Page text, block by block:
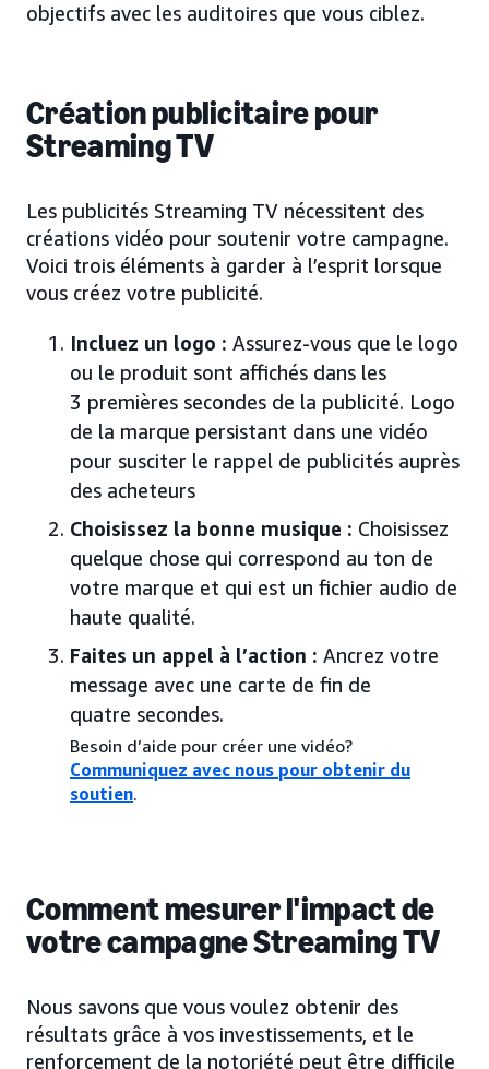
objectifs avec les auditoires que vous ciblez.
Création publicitaire pour
Streaming TV
Les publicités Streaming TV nécessitent des
créations vidéo pour soutenir votre campagne.
Voici trois éléments à garder à l’esprit lorsque
vous créez votre publicité.
Incluez un logo : Assurez-vous que le logo
ou le produit sont affichés dans les
3 premières secondes de la publicité. Logo
de la marque persistant dans une vidéo
pour susciter le rappel de publicités auprès
des acheteurs
Choisissez la bonne musique : Choisissez
quelque chose qui correspond au ton de
votre marque et qui est un fichier audio de
haute qualité.
Faites un appel à l’action : Ancrez votre
message avec une carte de fin de
quatre secondes.
Besoin d’aide pour créer une vidéo?
Communiquez avec nous pour obtenir du
soutien.
Comment mesurer l'impact de
votre campagne Streaming TV
Nous savons que vous voulez obtenir des
résultats grâce à vos investissements, et le
renforcement de la notoriété peut être difficile